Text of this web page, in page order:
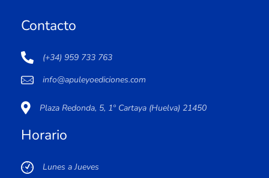
Contacto
(+34) 959 733 763
info@apuleyoediciones.com
Plaza Redonda, 5, 1º Cartaya (Huelva) 21450
Horario
Lunes a Jueves